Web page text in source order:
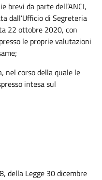
brevi da parte dell’ANCI,
dall’Ufficio di Segreteria
22 ottobre 2020, con
le proprie valutazioni
nel corso della quale le
intesa sul
della Legge 30 dicembre